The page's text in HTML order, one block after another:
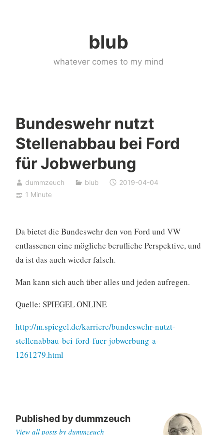
blub
whatever comes to my mind
Bundeswehr nutzt
Stellenabbau bei Ford
für Jobwerbung
dummzeuch blub
2019-04-04
1 Minute
Da bietet die Bundeswehr den von Ford und VW
entlassenen eine mögliche berufliche Perspektive, und
da ist das auch wieder falsch.
Man kann sich auch über alles und jeden aufregen.
Quelle: SPIEGEL ONLINE
http://m.spiegel.de/karriere/bundeswehr-nutzt-
stellenabbau-bei-ford-fuer-jobwerbung-a-
1261279.html
Published bydummzeuch
View all posts by dummzeuch